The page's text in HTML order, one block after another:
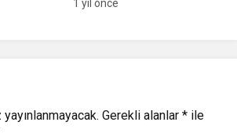
1 yıl önce
Gerekli alanlar * ile